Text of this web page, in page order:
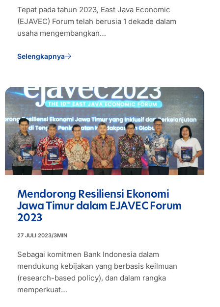
Tepat pada tahun 2023, East Java Economic
(EJAVEC) Forum telah berusia 1 dekade dalam
usaha mengembangkan…
Selengkapnya
Mendorong Resiliensi Ekonomi
Jawa Timur dalam EJAVEC Forum
2023
27 JULI 2023/3MIN
Sebagai komitmen Bank Indonesia dalam
mendukung kebijakan yang berbasis keilmuan
(research-based policy), dan dalam rangka
memperkuat…